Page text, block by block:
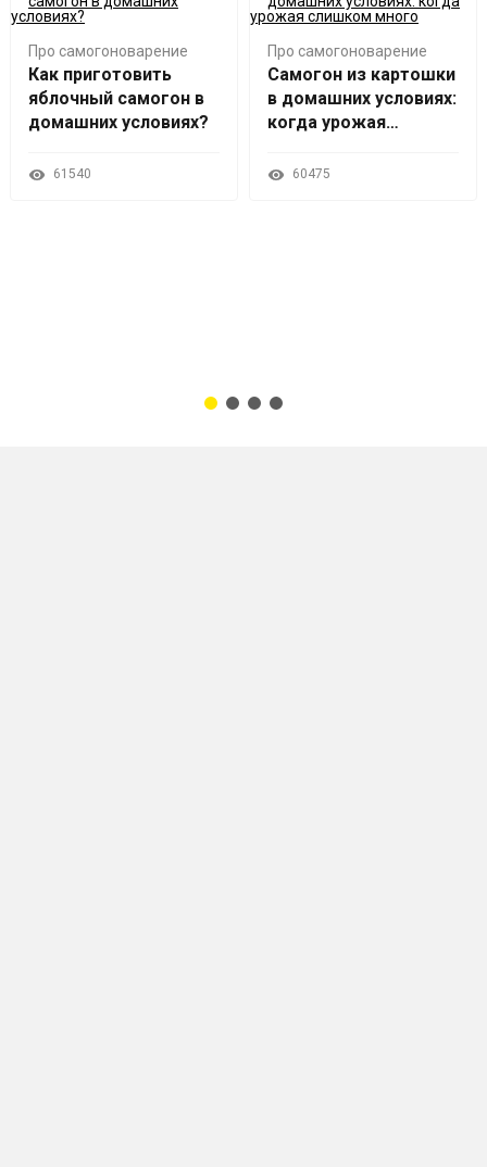
Про самогоноварение
Как приготовить
яблочный самогон в
домашних условиях?
61540
Про самогоноварение
Самогон из картошки
в домашних условиях:
когда урожая
60475